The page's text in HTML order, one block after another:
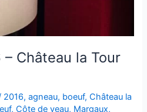
– Château la Tour
2016,agneau, boeuf,Château la
,Côte de veau, Margaux,